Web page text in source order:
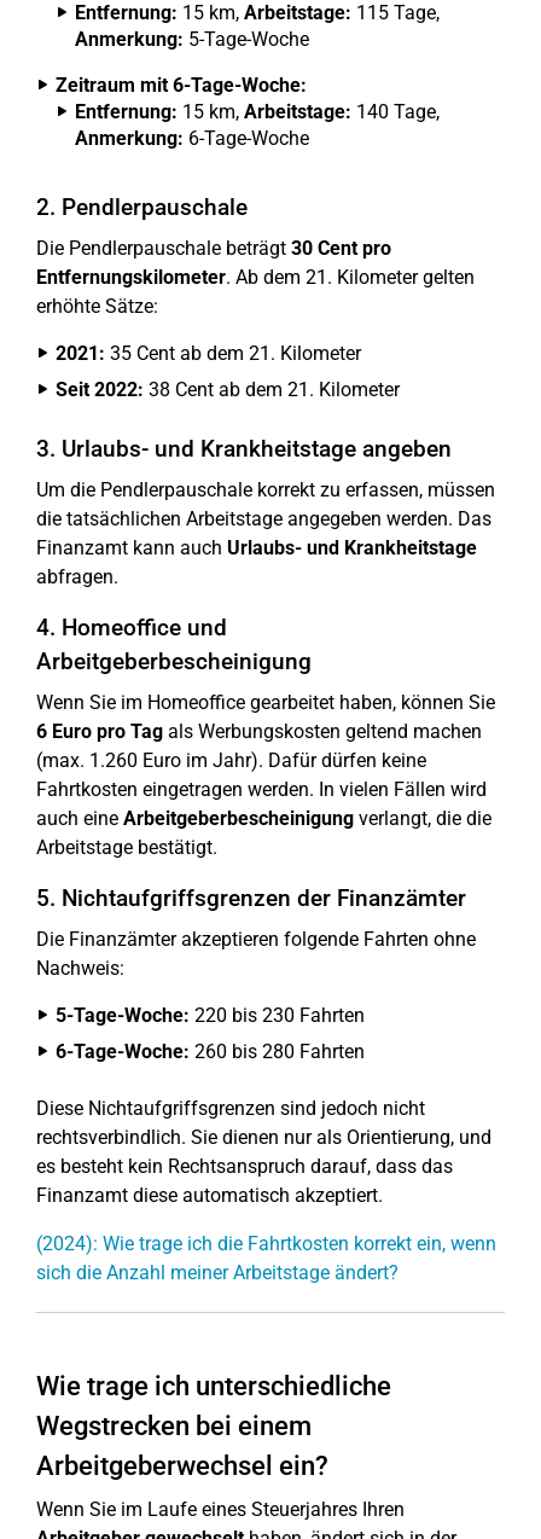
Entfernung: 15 km, Arbeitstage: 115 Tage,
Anmerkung: 5-Tage-Woche
Zeitraum mit 6-Tage-Woche:
Entfernung: 15 km, Arbeitstage: 140 Tage,
Anmerkung: 6-Tage-Woche
2. Pendlerpauschale
Die Pendlerpauschale beträgt 30 Cent pro
Entfernungskilometer. Ab dem 21. Kilometer gelten
erhöhte Sätze:
2021: 35 Cent ab dem 21. Kilometer
Seit 2022: 38 Cent ab dem 21. Kilometer
3. Urlaubs- und Krankheitstage angeben
Um die Pendlerpauschale korrekt zu erfassen, müssen
die tatsächlichen Arbeitstage angegeben werden. Das
Finanzamt kann auch Urlaubs- und Krankheitstage
abfragen.
4. Homeoffice und
Arbeitgeberbescheinigung
Wenn Sie im Homeoffice gearbeitet haben, können Sie
6 Euro pro Tag als Werbungskosten geltend machen
(max. 1.260 Euro im Jahr). Dafür dürfen keine
Fahrtkosten eingetragen werden. In vielen Fällen wird
auch eine Arbeitgeberbescheinigung verlangt, die die
Arbeitstage bestätigt.
5. Nichtaufgriffsgrenzen der Finanzämter
Die Finanzämter akzeptieren folgende Fahrten ohne
Nachweis:
5-Tage-Woche: 220 bis 230 Fahrten
6-Tage-Woche: 260 bis 280 Fahrten
Diese Nichtaufgriffsgrenzen sind jedoch nicht
rechtsverbindlich. Sie dienen nur als Orientierung, und
es besteht kein Rechtsanspruch darauf, dass das
Finanzamt diese automatisch akzeptiert.
(2024): Wie trage ich die Fahrtkosten korrekt ein, wenn
sich die Anzahl meiner Arbeitstage ändert?
Wie trage ich unterschiedliche
Wegstrecken bei einem
Arbeitgeberwechsel ein?
Wenn Sie im Laufe eines Steuerjahres Ihren